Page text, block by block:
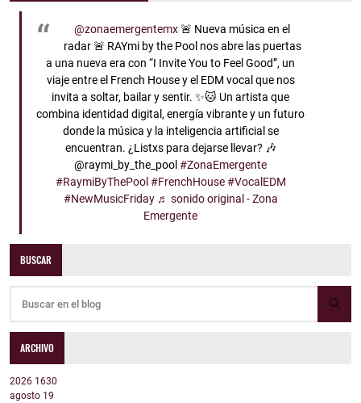
@zonaemergentemx🚨 Nueva música en el
radar 🚨 RAYmi by the Pool nos abre las puertas
a una nueva era con “I Invite You to Feel Good”, un
viaje entre el French House y el EDM vocal que nos
invita a soltar, bailar y sentir. ✨🐱 Un artista que
combina identidad digital, energía vibrante y un futuro
donde la música y la inteligencia artificial se
encuentran. ¿Listxs para dejarse llevar? 🎶
@raymi_by_the_pool #ZonaEmergente
#RaymiByThePool #FrenchHouse #VocalEDM
#NewMusicFriday ♬ sonido original - Zona
Emergente
BUSCAR
ARCHIVO
2026 1630
agosto 19